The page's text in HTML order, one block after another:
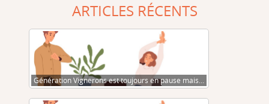
ARTICLES RÉCENTS
Génération Vignerons est toujours en pause mais…